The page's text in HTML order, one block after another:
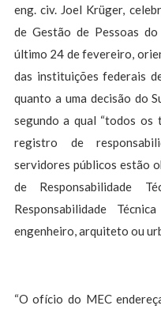
eng. civ. Joel Krüger,
de Gestão de Pessoas
último 24 de fevereiro,
das instituições federais
quanto a uma decisão do
segundo a qual “todos os
registro de
servidores públicos estão
de Responsabilidade
Responsabilidade
engenheiro, arquiteto ou
“O ofício do MEC